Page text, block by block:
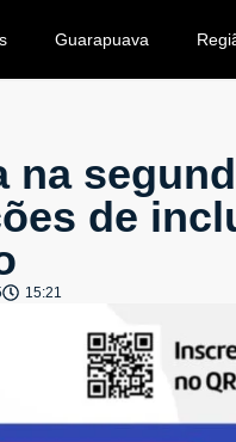
Guarapuava
na
de
15:21